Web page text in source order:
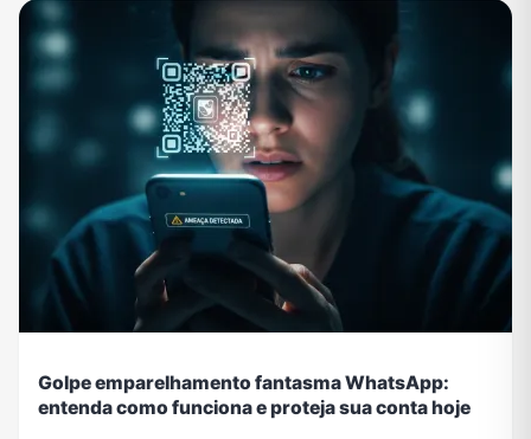
Golpe emparelhamento fantasma WhatsApp:
entenda como funciona e proteja sua conta hoje